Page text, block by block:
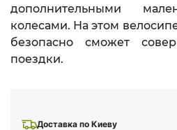
Доставка по Киеву
дополнительными
колесами. На этом
безопасно сможет
поездки.